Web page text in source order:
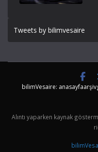
Tweets by bilimvesaire
bilimVesaire: anasayfaarşiv
Alıntı yaparken kaynak